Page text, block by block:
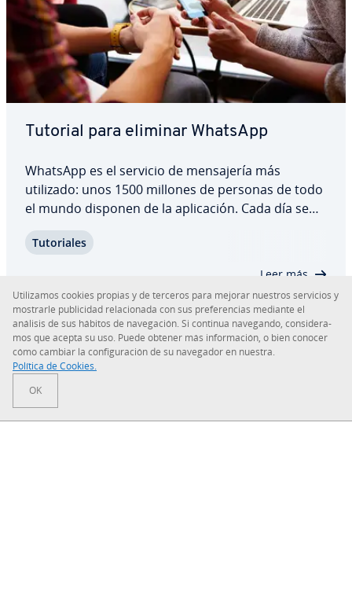
Tutorial para eliminar WhatsApp
WhatsApp es el servicio de me­n­sa­je­ría más
utilizado: unos 1500 millones de personas de todo
el mundo disponen de la apli­ca­ción. Cada día se
hay quien decide eliminar la suya por di­fe­re­n­tes
Tu­to­ria­les
Leer más
Sobre IONOS
Sala de prensa
Uti­li­za­mos cookies propias y de terceros para mejorar nuestros servicios y
mostrarle pu­bli­ci­dad re­la­cio­na­da con sus pre­fe­re­n­cias mediante el
análisis de sus hábitos de na­ve­ga­ción. Si continua navegando, co­n­si­de­ra­
mos que acepta su uso. Puede obtener más in­fo­r­ma­ción, o bien conocer
cómo cambiar la co­n­fi­gu­ra­ción de su navegador en nuestra.
Política de Cookies.
OK